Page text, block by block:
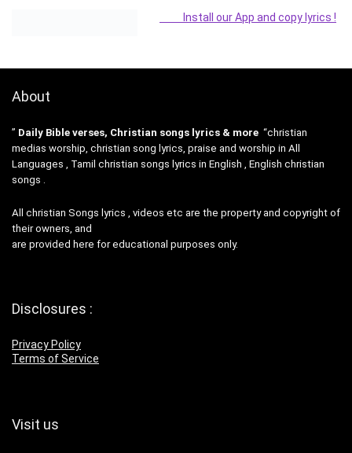
Install our App and copy lyrics !
About
” Daily Bible verses, Christian songs lyrics & more “christian
medias worship, christian song lyrics, praise and worship in All
Languages , Tamil christian songs lyrics in English , English christian
songs .
All christian Songs lyrics , videos etc are the property and copyright of
their owners, and
are provided here for educational purposes only.
Disclosures :
Privacy Policy
Terms of Service
Visit us